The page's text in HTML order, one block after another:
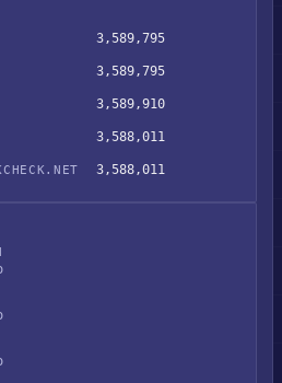
3,589,795
3,589,795
3,589,910
3,588,011
3,588,011